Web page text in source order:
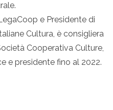
e Presidente di
Cultura, è consigliera
Cooperativa Culture,
e presidente fino al 2022.